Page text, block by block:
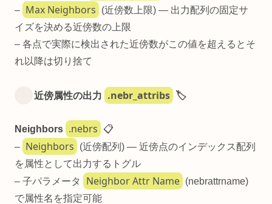
– Max Neighbors
(近傍数上限) — 出力配列の固定サ
イズを決める近傍数の上限
– 各点で実際に検出された近傍数がこの値を超えるとそ
れ以降は切り捨て
近傍属性の出力 .nebr_attribs 🏷️
Neighbors .nebrs
📋
– Neighbors
(近傍配列) — 近傍点のインデックス配列
を属性として出力するトグル
– 子パラメータ
Neighbor Attr Name
(nebrattrname)
で属性名を指定可能